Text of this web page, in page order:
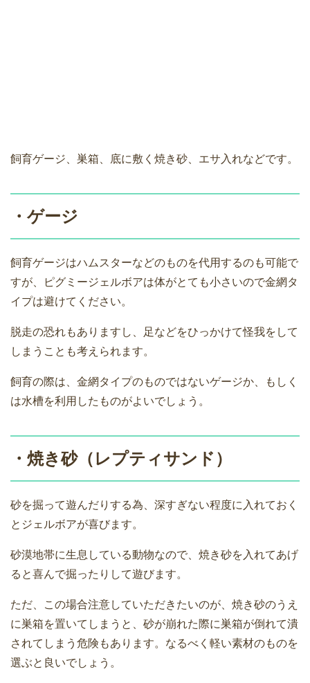
飼育ゲージ、巣箱、底に敷く焼き砂、エサ入れなどです。
・ゲージ
飼育ゲージはハムスターなどのものを代用するのも可能で
すが、ピグミージェルボアは体がとても小さいので金網タ
イプは避けてください。
脱走の恐れもありますし、足などをひっかけて怪我をして
しまうことも考えられます。
飼育の際は、金網タイプのものではないゲージか、もしく
は水槽を利用したものがよいでしょう。
・焼き砂（レプティサンド）
砂を掘って遊んだりする為、深すぎない程度に入れておく
とジェルボアが喜びます。
砂漠地帯に生息している動物なので、焼き砂を入れてあげ
ると喜んで掘ったりして遊びます。
ただ、この場合注意していただきたいのが、焼き砂のうえ
に巣箱を置いてしまうと、砂が崩れた際に巣箱が倒れて潰
されてしまう危険もあります。なるべく軽い素材のものを
選ぶと良いでしょう。